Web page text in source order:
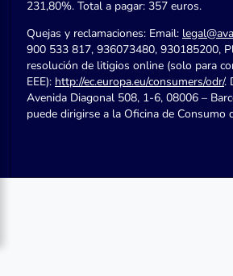
231,80%. Total a pagar: 357 euros.
Quejas y reclamaciones: Email:
900 533 817, 936073480, 930185200,
resolución de litigios online (solo para
EEE): http://ec.europa.eu/consumers/odr/.
Avenida Diagonal 508, 1-6, 08006 –
puede dirigirse a la Oficina de Consumo